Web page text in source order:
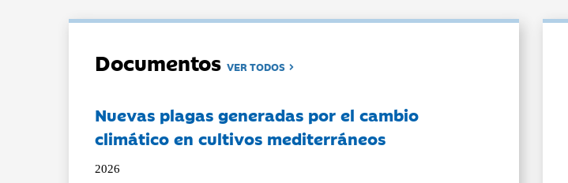
DocumentosVER TODOS
Nuevas plagas generadas por el cambio
climático en cultivos mediterráneos
2026